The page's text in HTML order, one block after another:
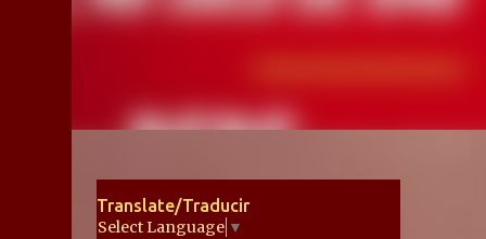
Translate/Traducir
Select Language ▼